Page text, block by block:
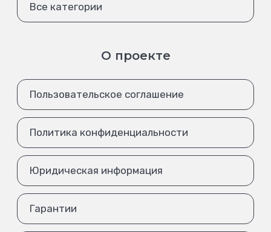
Все категории
О проекте
Пользовательское соглашение
Политика конфиденциальности
Юридическая информация
Гарантии